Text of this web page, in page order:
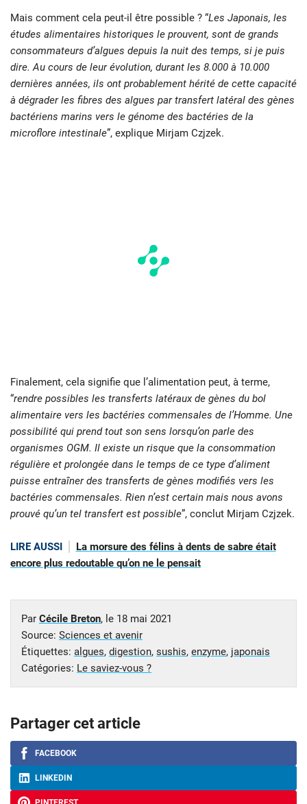
Mais comment cela peut-il être possible ? “Les Japonais, les
études alimentaires historiques le prouvent, sont de grands
consommateurs d’algues depuis la nuit des temps, si je puis
dire. Au cours de leur évolution, durant les 8.000 à 10.000
dernières années, ils ont probablement hérité de cette capacité
à dégrader les fibres des algues par transfert latéral des gènes
bactériens marins vers le génome des bactéries de la
microflore intestinale”, explique Mirjam Czjzek.
Finalement, cela signifie que l’alimentation peut, à terme,
“rendre possibles les transferts latéraux de gènes du bol
alimentaire vers les bactéries commensales de l’Homme. Une
possibilité qui prend tout son sens lorsqu’on parle des
organismes OGM. Il existe un risque que la consommation
régulière et prolongée dans le temps de ce type d’aliment
puisse entraîner des transferts de gènes modifiés vers les
bactéries commensales. Rien n’est certain mais nous avons
prouvé qu’un tel transfert est possible”, conclut Mirjam Czjzek.
LIRE AUSSI
La morsure des félins à dents de sabre était
encore plus redoutable qu’on ne le pensait
Par Cécile Breton, le 18 mai 2021
Source: Sciences et avenir
Étiquettes: algues, digestion, sushis, enzyme, japonais
Catégories: Le saviez-vous ?
Partager cet article
FACEBOOK
LINKEDIN